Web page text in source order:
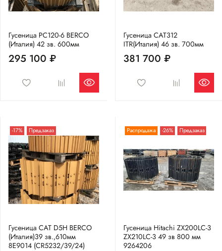
Гусеница PC120-6 BERCO
(Италия) 42 зв. 600мм
295 100 ₽
Гусеница CAT312
ITR(Италия) 46 зв. 700мм
381 700 ₽
-17% Предзаказ
Гусеница CAT D5H BERCO
(Италия)39 зв.,610мм
8E9014 (CR5232/39/24)
Распродажа -26% Предзаказ
Гусеница Hitachi ZX200LC-3
ZX210LC-3 49 зв 800 мм
9264206